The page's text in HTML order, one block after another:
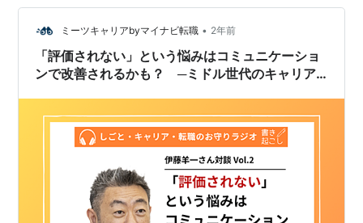
ーダーシップレイヤー コロナショックがもたらした大変
革 仕事力の3要素 自分の人生を取り戻す テクノロジーと
新時…
ミーツキャリアbyマイナビ転職 • 2年前
「評価されない」という悩みはコミュニケーショ
ンで改善されるかも？ ─ミドル世代のキャリア